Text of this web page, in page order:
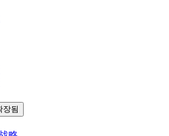
장됨